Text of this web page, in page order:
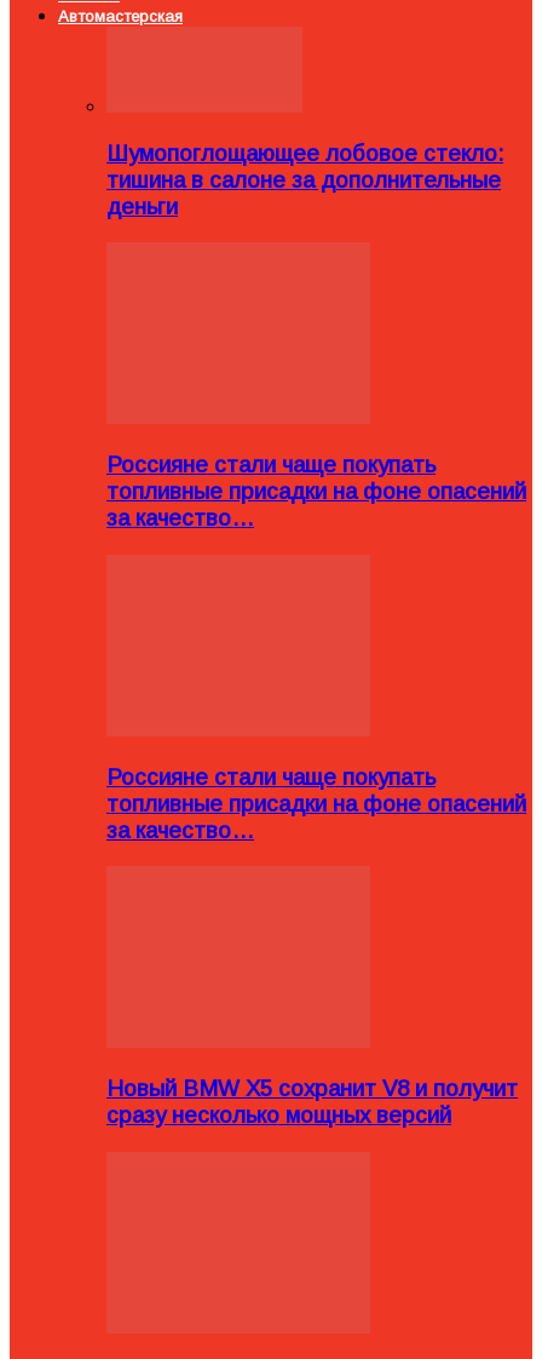
Автомастерская
Шумопоглощающее лобовое стекло:
тишина в салоне за дополнительные
деньги
Россияне стали чаще покупать
топливные присадки на фоне опасений
за качество…
Россияне стали чаще покупать
топливные присадки на фоне опасений
за качество…
Новый BMW X5 сохранит V8 и получит
сразу несколько мощных версий